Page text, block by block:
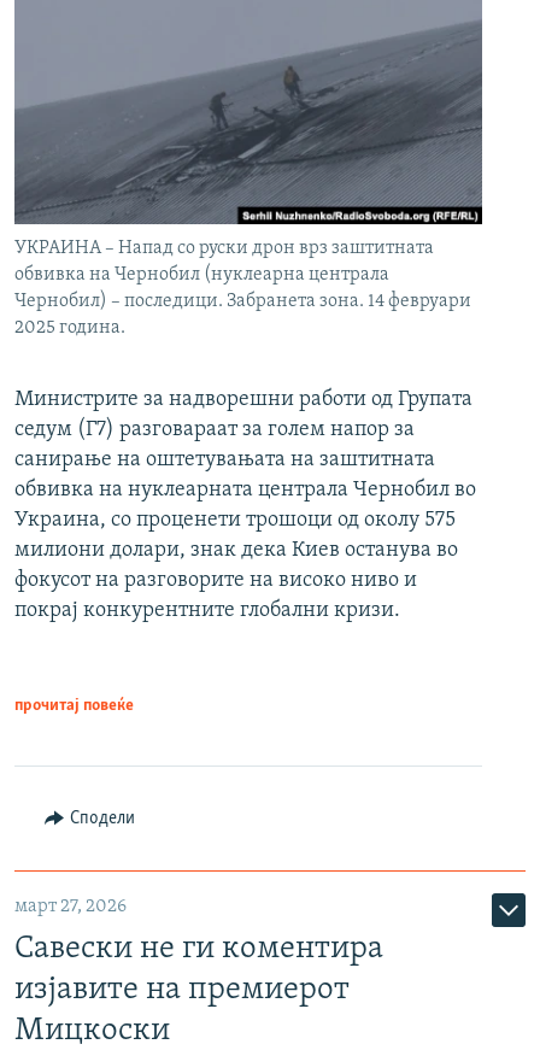
УКРАИНА – Напад со руски дрон врз заштитната
обвивка на Чернобил (нуклеарна централа
Чернобил) – последици. Забранета зона. 14 февруари
2025 година.
Министрите за надворешни работи од Групата
седум (Г7) разговараат за голем напор за
санирање на оштетувањата на заштитната
обвивка на нуклеарната централа Чернобил во
Украина, со проценети трошоци од околу 575
милиони долари, знак дека Киев останува во
фокусот на разговорите на високо ниво и
покрај конкурентните глобални кризи.
прочитај повеќе
Сподели
март 27, 2026
Савески не ги коментира
изјавите на премиерот
Мицкоски